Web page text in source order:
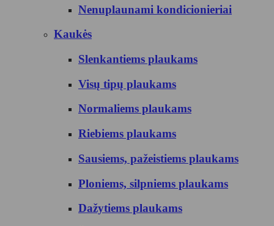
Nenuplaunami kondicionieriai
Kaukės
Slenkantiems plaukams
Visų tipų plaukams
Normaliems plaukams
Riebiems plaukams
Sausiems, pažeistiems plaukams
Ploniems, silpniems plaukams
Dažytiems plaukams